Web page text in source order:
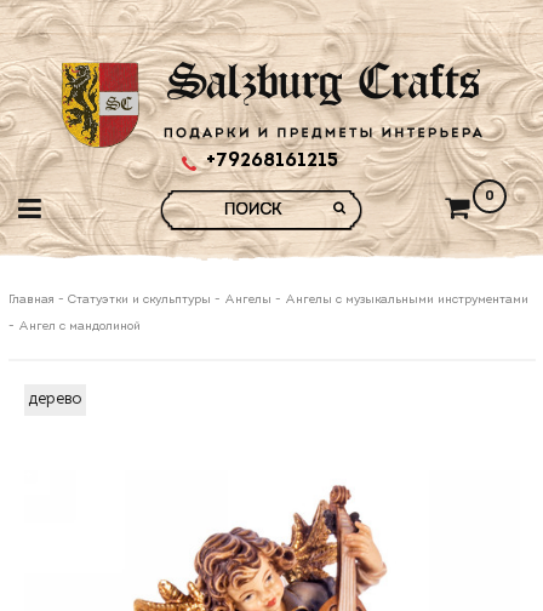
+79268161215
0
Главная - Статуэтки и скульптуры - Ангелы - Ангелы с музыкальными инструментами
- Ангел с мандолиной
дерево